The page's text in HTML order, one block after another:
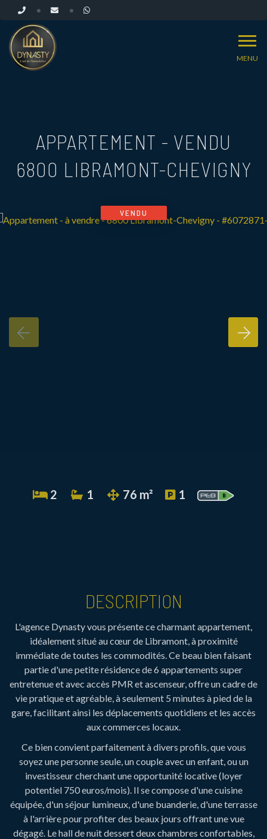
MENU
APPARTEMENT - VENDU
6800 LIBRAMONT-CHEVIGNY
VENDU
2 1 76 m² 1
DESCRIPTION
L'agence Dynasty vous présente ce charmant appartement,
idéalement situé au cœur de Libramont, à proximité
immédiate de toutes les commodités. Ce beau bien faisant
partie d'une petite résidence de 6 appartements super
entretenue et avec accès PMR et ascenseur, offre un cadre de
vie pratique et agréable, à seulement 5 minutes à pied de la
gare, facilitant ainsi les déplacements quotidiens et les accès
aux commerces locaux.
Ce bien convient parfaitement à divers profils, que vous
soyez une personne seule, un couple avec un enfant, ou un
investisseur cherchant une opportunité locative (loyer
potentiel 750 euros/mois). Il se compose d'une cuisine
équipée, d'un séjour lumineux, d'une buanderie, d'une terrasse
à l'arrière pour profiter des beaux jours offrant une vue
dégagé. Le hall de nuit dessert deux chambres confortables,